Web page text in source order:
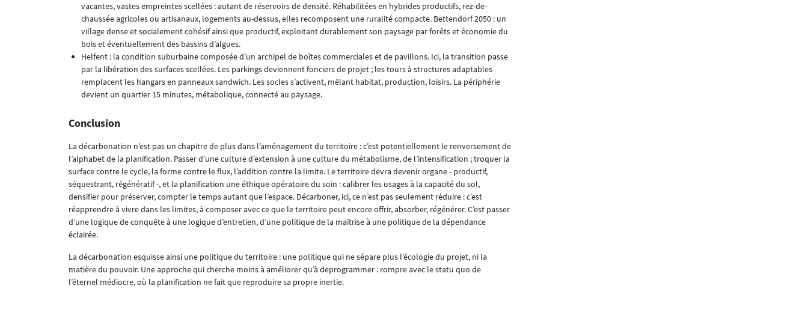
vacantes, vastes empreintes scellées : autant de réservoirs de densité. Réhabilitées en hybrides productifs, rez-de-
chaussée agricoles ou artisanaux, logements au-dessus, elles recomposent une ruralité compacte. Bettendorf 2050 : un
village dense et socialement cohésif ainsi que productif, exploitant durablement son paysage par forêts et économie du
bois et éventuellement des bassins d’algues.
Helfent : la condition suburbaine composée d’un archipel de boîtes commerciales et de pavillons. Ici, la transition passe
par la libération des surfaces scellées. Les parkings deviennent fonciers de projet ; les tours à structures adaptables
remplacent les hangars en panneaux sandwich. Les socles s’activent, mêlant habitat, production, loisirs. La périphérie
devient un quartier 15 minutes, métabolique, connecté au paysage.
Conclusion
La décarbonation n’est pas un chapitre de plus dans l’aménagement du territoire : c’est potentiellement le renversement de
l’alphabet de la planification. Passer d’une culture d’extension à une culture du métabolisme, de l’intensification ; troquer la
surface contre le cycle, la forme contre le flux, l’addition contre la limite. Le territoire devra devenir organe - productif,
séquestrant, régénératif -, et la planification une éthique opératoire du soin : calibrer les usages à la capacité du sol,
densifier pour préserver, compter le temps autant que l’espace. Décarboner, ici, ce n’est pas seulement réduire : c’est
réapprendre à vivre dans les limites, à composer avec ce que le territoire peut encore offrir, absorber, régénérer. C’est passer
d’une logique de conquête à une logique d’entretien, d’une politique de la maîtrise à une politique de la dépendance
éclairée.
La décarbonation esquisse ainsi une politique du territoire : une politique qui ne sépare plus l’écologie du projet, ni la
matière du pouvoir. Une approche qui cherche moins à améliorer qu’à deprogrammer : rompre avec le statu quo de
l’éternel médiocre, où la planification ne fait que reproduire sa propre inertie.